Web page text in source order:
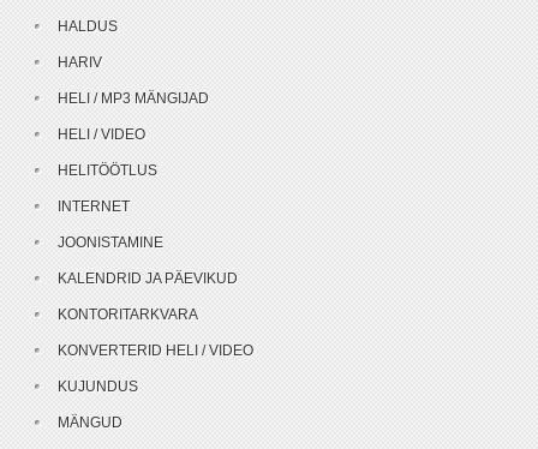
HALDUS
HARIV
HELI / MP3 MÄNGIJAD
HELI / VIDEO
HELITÖÖTLUS
INTERNET
JOONISTAMINE
KALENDRID JA PÄEVIKUD
KONTORITARKVARA
KONVERTERID HELI / VIDEO
KUJUNDUS
MÄNGUD